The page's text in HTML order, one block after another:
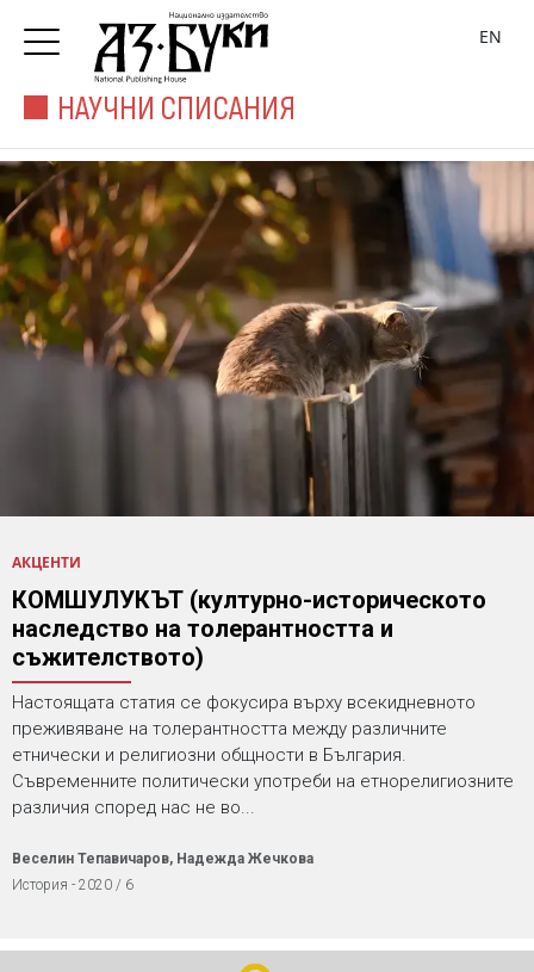
НАУЧНИ СПИСАНИЯ
EN
АКЦЕНТИ
КОМШУЛУКЪТ (културно-историческото
наследство на толерантността и
съжителството)
Настоящата статия се фокусира върху всекидневното
преживяване на толерантността между различните
етнически и религиозни общности в България.
Съвременните политически употреби на етнорелигиозните
различия според нас не во...
Веселин Тепавичаров, Надежда Жечкова
История - 2020 / 6